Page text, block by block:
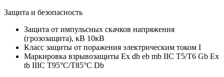
Защита и безопасность
Защита от импульсных скачков напряжения
(грозозащита), кВ 10кВ
Класс защиты от поражения электрическим током I
Маркировка взрывозащиты Ex db eb mb IIC T5/T6 Gb Ex
tb IIIC T95°C/T85°C Db